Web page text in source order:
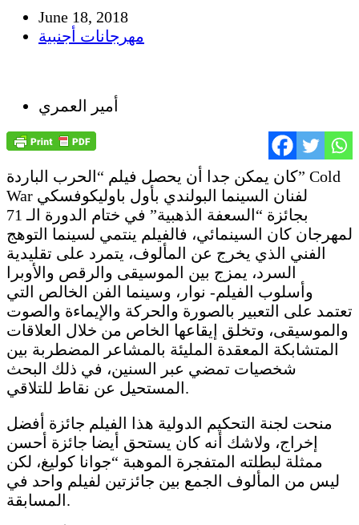
June 18, 2018
مهرجانات أجنبية
أمير العمري
كان يمكن جدا أن يحصل فيلم “الحرب الباردة” Cold
War لفنان السينما البولندي بأول باوليكوفسكي
بجائزة “السعفة الذهبية” في ختام الدورة الـ 71
لمهرجان كان السينمائي، فالفيلم ينتمي لسينما التوهج
الفني الذي يخرج عن المألوف، يتمرد على تقليدية
السرد، يمزج بين الموسيقى والرقص والأوبرا
وأسلوب الفيلم- نوار، وسينما الفن الخالص التي
تعتمد على التعبير بالصورة والحركة والإيماءة والصوت
والموسيقى، وتخلق إيقاعها الخاص من خلال العلاقات
المتشابكة المعقدة المليئة بالمشاعر المضطربة بين
شخصيات تمضي عبر السنين، في ذلك البحث
المستحيل عن نقاط للتلاقي.
منحت لجنة التحكيم الدولية هذا الفيلم جائزة أفضل
إخراج، ولاشك أنه كان يستحق أيضا جائزة أحسن
ممثلة لبطلته المتفجرة الموهبة “جوانا كوليغ، لكن
ليس من المألوف الجمع بين جائزتين لفيلم واحد في
المسابقة.